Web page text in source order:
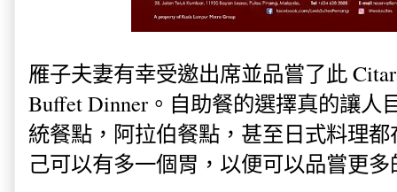
雁子夫妻有幸受邀出席並品嘗了此
Buffet Dinner。自助餐的選擇真的讓人
統餐點，阿拉伯餐點，甚至日式料理
己可以有多一個胃，以便可以品嘗更